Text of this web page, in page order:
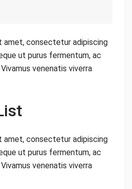
amet, consectetur adipiscing
ut purus fermentum, ac
venenatis viverra
amet, consectetur adipiscing
ut purus fermentum, ac
venenatis viverra